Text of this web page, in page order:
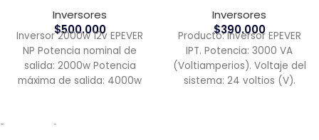
Inversores
$500.000
Inversor 2000w 12v EPEVER
NP Potencia nominal de
salida: 2000w Potencia
máxima de salida: 4000w
Inversores
$390.000
Producto: Inversor EPEVER
IPT. Potencia: 3000 VA
(Voltiamperios). Voltaje del
sistema: 24 voltios (V).